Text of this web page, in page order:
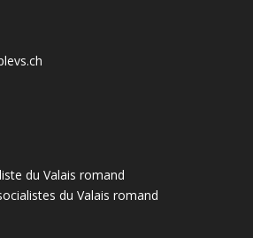
du Valais romand
du Valais romand